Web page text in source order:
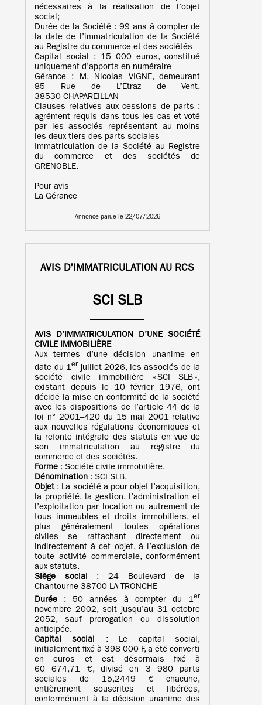
nécessaires à la réalisation de l’objet
social;
Durée de la Société : 99 ans à compter de
la date de l’immatriculation de la Société
au Registre du commerce et des sociétés
Capital social : 15 000 euros, constitué
uniquement d’apports en numéraire
Gérance : M. Nicolas VIGNE, demeurant
85 Rue de L’Etraz de Vent,
38530 CHAPAREILLAN
Clauses relatives aux cessions de parts :
agrément requis dans tous les cas et voté
par les associés représentant au moins
les deux tiers des parts sociales
Immatriculation de la Société au Registre
du commerce et des sociétés de
GRENOBLE.
Pour avis
La Gérance
Annonce parue le 22/07/2026
AVIS D'IMMATRICULATION AU RCS
SCI SLB
AVIS D’IMMATRICULATION D’UNE
SOCIÉTÉ
CIVILE IMMOBILIÈRE
Aux termes d’une décision unanime en
date du 1er juillet 2026, les associés de la
société civile immobilière « SCI SLB »,
existant depuis le 10 février 1976, ont
décidé la mise en conformité de la société
avec les dispositions de l’article 44 de la
loi n° 2001–420 du 15 mai 2001 relative
aux nouvelles régulations économiques et
la refonte intégrale des statuts en vue de
son immatriculation au registre du
commerce et des sociétés.
Forme : Société civile immobilière.
Dénomination : SCI SLB.
Objet: La société a pour objet l’acquisition,
la propriété, la gestion, l’administration et
l’exploitation par location ou autrement de
tous immeubles et droits immobiliers, et
plus généralement toutes opérations
civiles se rattachant directement ou
indirectement à cet objet, à l’exclusion de
toute activité commerciale, conformément
aux statuts.
Siège social : 24 Boulevard de la
Chantourne 38700 LA TRONCHE
Durée : 50 années à compter du 1er
novembre 2002, soit jusqu’au 31 octobre
2052, sauf prorogation ou dissolution
anticipée.
Capital social : Le capital social,
initialement fixé à 398 000 F, a été converti
en euros et est désormais fixé à
60 674,71 €, divisé en 3 980 parts
sociales de 15,2449 € chacune,
entièrement souscrites et libérées,
conformément à la décision unanime des